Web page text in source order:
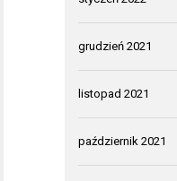
grudzień 2021
listopad 2021
październik 2021